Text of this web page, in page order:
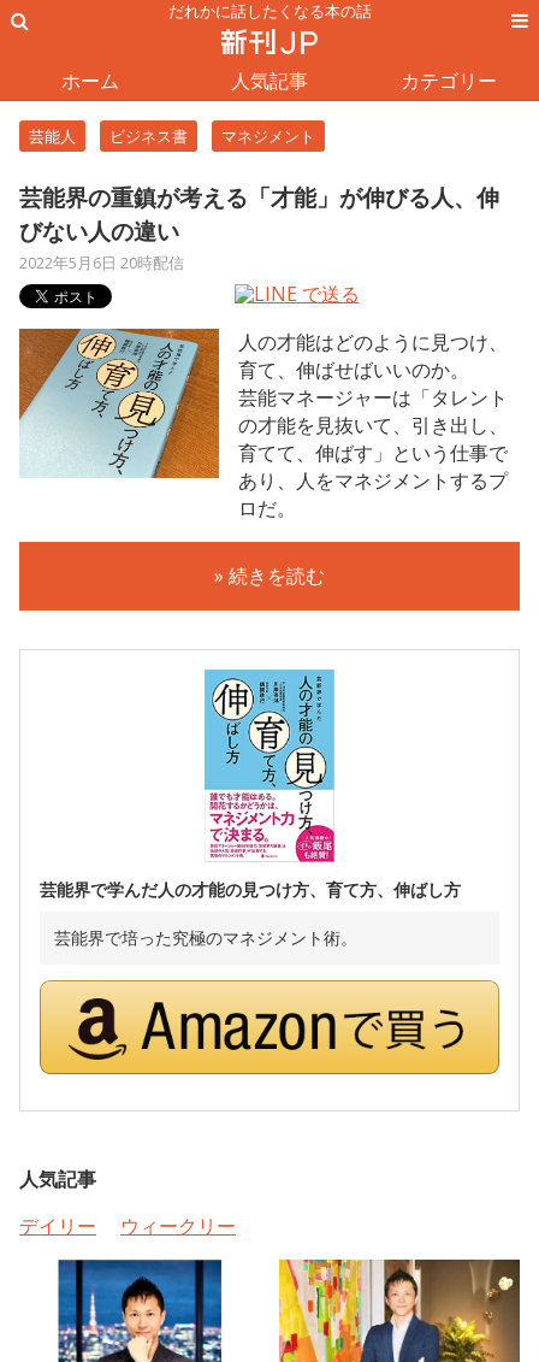
だれかに話したくなる本の話
ホーム 人気記事 カテゴリー
芸能人 ビジネス書 マネジメント
芸能界の重鎮が考える「才能」が伸びる人、伸
びない人の違い
2022年5月6日 20時配信
人の才能はどのように見つけ、
育て、伸ばせばいいのか。
芸能マネージャーは「タレント
の才能を見抜いて、引き出し、
育てて、伸ばす」という仕事で
あり、人をマネジメントするプ
ロだ。
» 続きを読む
芸能界で学んだ人の才能の見つけ方、育て方、伸ばし方
芸能界で培った究極のマネジメント術。
人気記事
デイリー
ウィークリー